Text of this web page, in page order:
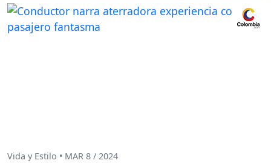
Vida y Estilo • MAR 8 / 2024